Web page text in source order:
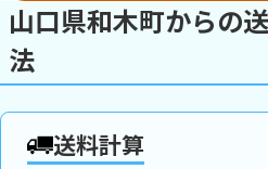
山口県和木町からの
法
送料計算